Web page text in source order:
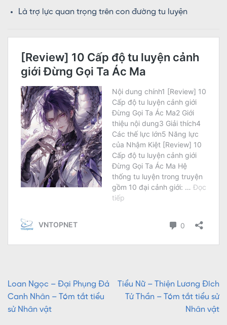
Là trợ lực quan trọng trên con đường tu luyện
Loan Ngọc – Đại Phụng Đả
Canh Nhân – Tóm tắt tiểu
sử Nhân vật
Tiểu Nữ – Thiện Lương Đích
Tử Thần – Tóm tắt tiểu sử
Nhân vật